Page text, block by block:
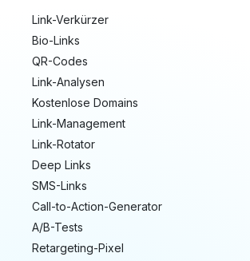
Link-Verkürzer
Bio-Links
QR-Codes
Link-Analysen
Kostenlose Domains
Link-Management
Link-Rotator
Deep Links
SMS-Links
Call-to-Action-Generator
A/B-Tests
Retargeting-Pixel